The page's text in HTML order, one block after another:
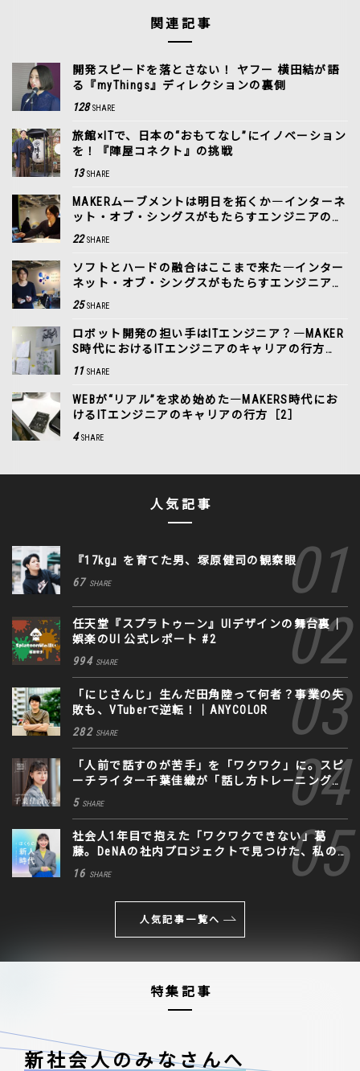
関連記事
開発スピードを落とさない！ ヤフー 横田結が語
る『myThings』ディレクションの裏側
128 SHARE
旅館×ITで、日本の“おもてなし”にイノベーション
を！『陣屋コネクト』の挑戦
13 SHARE
MAKERムーブメントは明日を拓くか―インターネ
ット・オブ・シングスがもたらすエンジニアの未
来［2］
22 SHARE
ソフトとハードの融合はここまで来た―インター
ネット・オブ・シングスがもたらすエンジニアの
未来［1］
25 SHARE
ロボット開発の担い手はITエンジニア？―MAKER
S時代におけるITエンジニアのキャリアの行方
［3］
11 SHARE
WEBが“リアル”を求め始めた―MAKERS時代にお
けるITエンジニアのキャリアの行方［2］
4 SHARE
人気記事
『17kg』を育てた男、塚原健司の観察眼
67 SHARE
任天堂『スプラトゥーン』UIデザインの舞台裏｜
娯楽のUI 公式レポート #2
994 SHARE
「にじさんじ」生んだ田角陸って何者？事業の失
敗も、VTuberで逆転！｜ANYCOLOR
282 SHARE
「人前で話すのが苦手」を「ワクワク」に。スピ
ーチライター千葉佳織が「話し方トレーニング」
に込めた思い
5 SHARE
社会人1年目で抱えた「ワクワクできない」葛
藤。DeNAの社内プロジェクトで見つけた、私の
生きる道
16 SHARE
人気記事一覧へ
特集記事
新社会人のみなさんへ